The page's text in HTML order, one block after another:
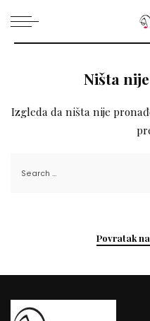
Ništa
Izgleda da ništa nije
Povratak